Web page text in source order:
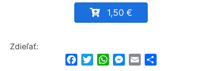
1,50 €
Zdieľať:
FacebookTwitterWhatsApp
Messenger
Email